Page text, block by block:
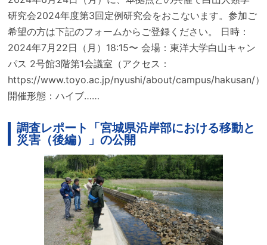
研究会2024年度第3回定例研究会をおこないます。参加ご
希望の方は下記のフォームからご登録ください。 日時：
2024年7月22日（月）18:15〜 会場：東洋大学白山キャン
パス 2号館3階第1会議室（アクセス：
https://www.toyo.ac.jp/nyushi/about/campus/hakusan/）
開催形態：ハイブ……
調査レポート「宮城県沿岸部における移動と
災害（後編）」の公開